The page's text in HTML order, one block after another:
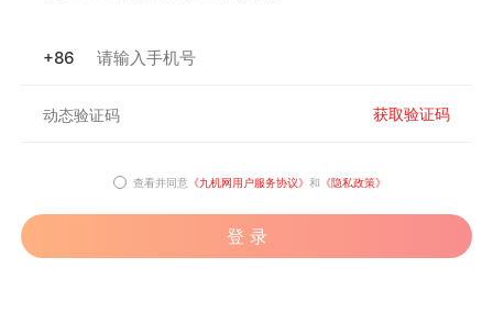
+86
获取验证码
查看并同意 《九机网用户服务协议》 和 《隐私政策》
登 录